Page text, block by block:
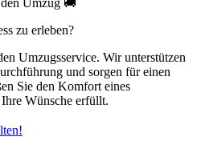
Umzug 🚚
zu erleben?
Umzugsservice. Wir unterstützen
und sorgen für einen
Sie den Komfort eines
Wünsche erfüllt.